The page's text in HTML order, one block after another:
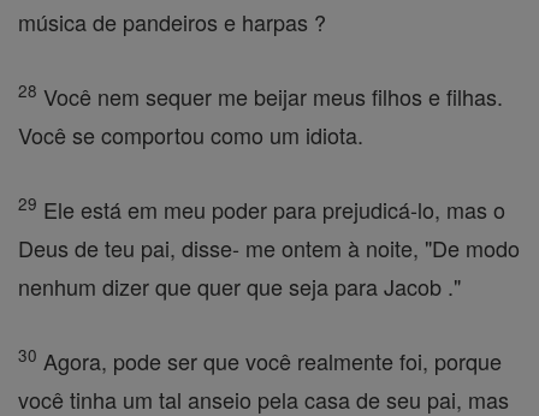
música de pandeiros e harpas ?
28 Você nem sequer me beijar meus filhos e filhas.
Você se comportou como um idiota.
29 Ele está em meu poder para prejudicá-lo, mas o
Deus de teu pai, disse- me ontem à noite, "De modo
nenhum dizer que quer que seja para Jacob ."
30 Agora, pode ser que você realmente foi, porque
você tinha um tal anseio pela casa de seu pai, mas